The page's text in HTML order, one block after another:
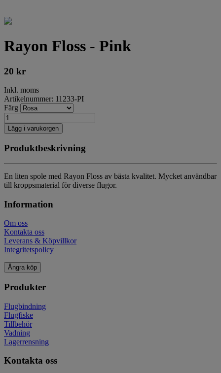
Rayon Floss - Pink
20 kr
Inkl. moms
Artikelnummer: 11233-PI
Färg
Lägg i varukorgen
Produktbeskrivning
En liten spole med Rayon Floss av bästa kvalitet. Mycket användbar
till kroppsmaterial för diverse flugor.
Information
Om oss
Kontakta oss
Leverans & Köpvillkor
Integritetspolicy
Ångra köp
Produkter
Flugbindning
Flugfiske
Tillbehör
Vadning
Lagerrensning
Kontakta oss